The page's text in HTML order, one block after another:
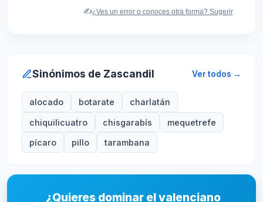
✍️¿Ves un error o conoces otra forma? Sugerir
Sinónimos de Zascandil Ver todos →
alocado botarate charlatán
chiquilicuatro chisgarabís mequetrefe
pícaro pillo tarambana
¿Quieres dominar el valenciano